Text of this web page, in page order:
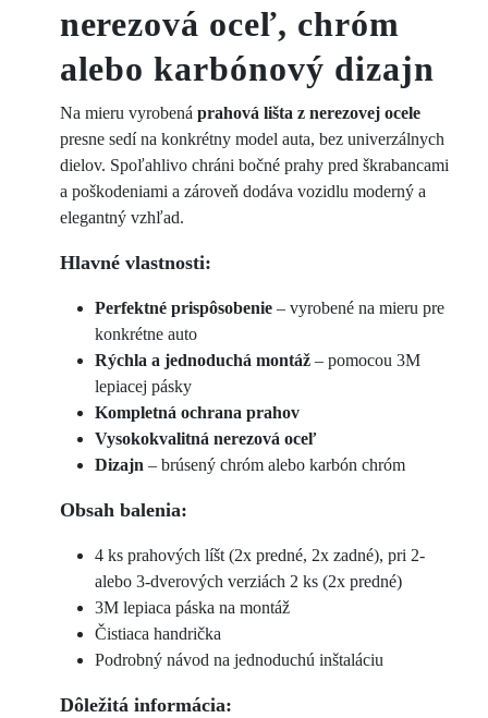
nerezová oceľ, chróm
alebo karbónový dizajn
Na mieru vyrobená prahová lišta z nerezovej ocele
presne sedí na konkrétny model auta, bez univerzálnych
dielov. Spoľahlivo chráni bočné prahy pred škrabancami
a poškodeniami a zároveň dodáva vozidlu moderný a
elegantný vzhľad.
Hlavné vlastnosti:
Perfektné prispôsobenie– vyrobené na mieru pre
konkrétne auto
Rýchla a jednoduchá montáž– pomocou 3M
lepiacej pásky
Kompletná ochrana prahov
Vysokokvalitná nerezová oceľ
Dizajn – brúsený chróm alebo karbón chróm
Obsah balenia:
4 ks prahových líšt (2x predné, 2x zadné), pri 2-
alebo 3-dverových verziách 2 ks (2x predné)
3M lepiaca páska na montáž
Čistiaca handrička
Podrobný návod na jednoduchú inštaláciu
Dôležitá informácia: